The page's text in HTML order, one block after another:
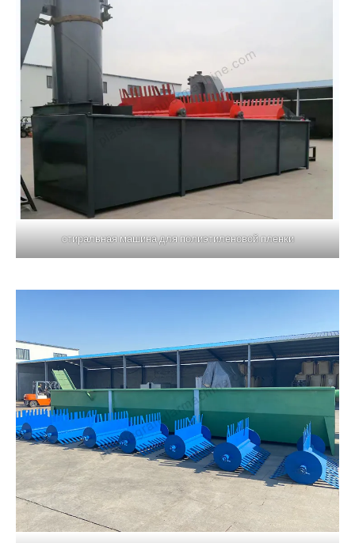
стиральная машина для полиэтиленовой пленки